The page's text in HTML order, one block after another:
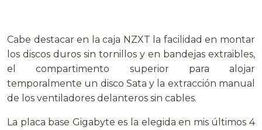
Cabe destacar en la caja NZXT la facilidad en montar
los discos duros sin tornillos y en bandejas extraibles,
el compartimento superior para alojar
temporalmente un disco Sata y la extracción manual
de los ventiladores delanteros sin cables.
La placa base Gigabyte es la elegida en mis últimos 4